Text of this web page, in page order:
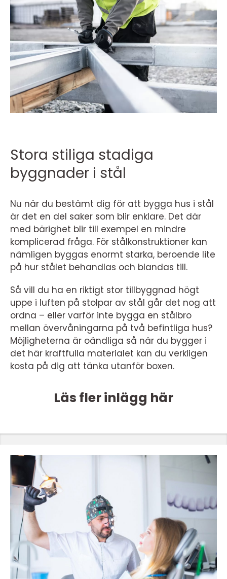
Stora stiliga stadiga
byggnader i stål
Nu när du bestämt dig för att bygga hus i stål
är det en del saker som blir enklare. Det där
med bärighet blir till exempel en mindre
komplicerad fråga. För stålkonstruktioner kan
nämligen byggas enormt starka, beroende lite
på hur stålet behandlas och blandas till.
Så vill du ha en riktigt stor tillbyggnad högt
uppe i luften på stolpar av stål går det nog att
ordna – eller varför inte bygga en stålbro
mellan övervåningarna på två befintliga hus?
Möjligheterna är oändliga så när du bygger i
det här kraftfulla materialet kan du verkligen
kosta på dig att tänka utanför boxen.
Läs fler inlägg här